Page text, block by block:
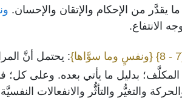
يقدَّر من الإحكام والإتقان والإحسان.
الانتفاع.
{ونفسٍ وما سوَّاها}: يحتمل أنَّ
المكلَّف؛ بدليل ما يأتي بعده. وعلى كل؛
والتغيُّر والتأثُّر والانفعالات